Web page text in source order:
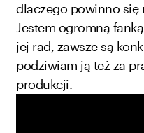
dlaczego powinno się
Jestem ogromną
jej rad, zawsze są
podziwiam ją też za
produkcji.